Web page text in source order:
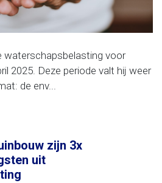
waterschapsbelasting voor
2025. Deze periode valt hij weer
de env...
zijn 3x
uit